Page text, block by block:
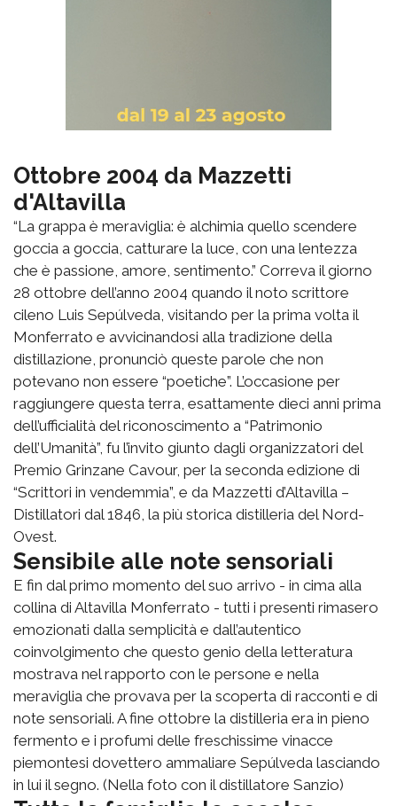
Ottobre 2004 da Mazzetti
d'Altavilla
“La grappa è meraviglia: è alchimia quello scendere
goccia a goccia, catturare la luce, con una lentezza
che è passione, amore, sentimento.” Correva il giorno
28 ottobre dell’anno 2004 quando il noto scrittore
cileno Luis Sepúlveda, visitando per la prima volta il
Monferrato e avvicinandosi alla tradizione della
distillazione, pronunciò queste parole che non
potevano non essere “poetiche”. L’occasione per
raggiungere questa terra, esattamente dieci anni prima
dell’ufficialità del riconoscimento a “Patrimonio
dell’Umanità”, fu l’invito giunto dagli organizzatori del
Premio Grinzane Cavour, per la seconda edizione di
“Scrittori in vendemmia”, e da Mazzetti d’Altavilla –
Distillatori dal 1846, la più storica distilleria del Nord-
Ovest.
Sensibile alle note sensoriali
E fin dal primo momento del suo arrivo - in cima alla
collina di Altavilla Monferrato - tutti i presenti rimasero
emozionati dalla semplicità e dall’autentico
coinvolgimento che questo genio della letteratura
mostrava nel rapporto con le persone e nella
meraviglia che provava per la scoperta di racconti e di
note sensoriali. A fine ottobre la distilleria era in pieno
fermento e i profumi delle freschissime vinacce
piemontesi dovettero ammaliare Sepúlveda lasciando
in lui il segno. (Nella foto con il distillatore Sanzio)